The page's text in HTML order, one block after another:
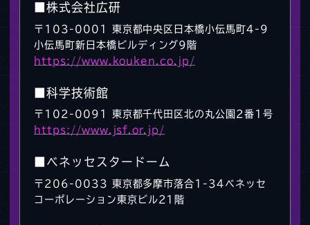
■株式会社広研
〒103-0001 東京都中央区日本橋小伝馬町4-9
小伝馬町新日本橋ビルディング9階
https://www.kouken.co.jp/
■科学技術館
〒102-0091 東京都千代田区北の丸公園2番1号
https://www.jsf.or.jp/
■ベネッセスタードーム
〒206-0033 東京都多摩市落合1-34ベネッセ
コーポレーション東京ビル21階